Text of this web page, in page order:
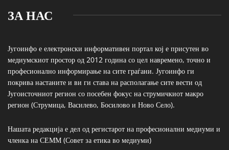
ЗА НАС
Југоинфо е електронски информативен портал кој е присутен во
медиумскиот простор од 2012 година со цел навремено, точно и
професионално информирање на сите граѓани. Југоинфо ги
покрива настаните и ви ги става на располагање сите вести од
Југоисточниот регион со посебен фокус на струмичкиот макро
регион (Струмица, Василево, Босилово и Ново Село).
Нашата редакција е дел од регистарот на професионални медиуми и
членка на СЕММ (Совет за етика во медиуми)